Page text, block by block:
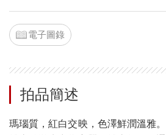
電子圖錄
拍品簡述
瑪瑙質，紅白交映，色澤鮮潤溫雅